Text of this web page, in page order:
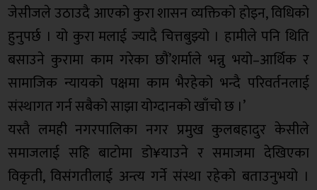
जेसीजले उठाउदै आएको कुरा शासन व्यक्तिको होइन, विधिको
हुनुपर्छ । यो कुरा मलाई ज्यादै चित्तबुझ्यो । हामीले पनि थिति
बसाउने कुरामा काम गरेका छौं’शर्माले भन्नु भयो–आर्थिक र
सामाजिक न्यायको पक्षमा काम भैरहेको भन्दै परिवर्तनलाई
संस्थागत गर्न सबैको साझा योग्दानको खाँचो छ ।’
यस्तै लमही नगरपालिका नगर प्रमुख कुलबहादुर केसीले
समाजलाई सहि बाटोमा डो¥याउने र समाजमा देखिएका
विकृती, विसंगतीलाई अन्त्य गर्ने संस्था रहेको बताउनुभयो ।